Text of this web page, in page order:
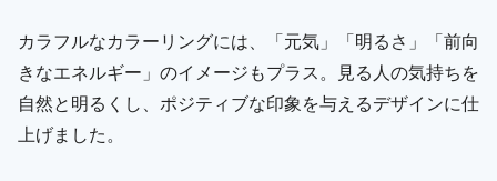
カラフルなカラーリングには、「元気」「明るさ」「前向
きなエネルギー」のイメージもプラス。見る人の気持ちを
自然と明るくし、ポジティブな印象を与えるデザインに仕
上げました。